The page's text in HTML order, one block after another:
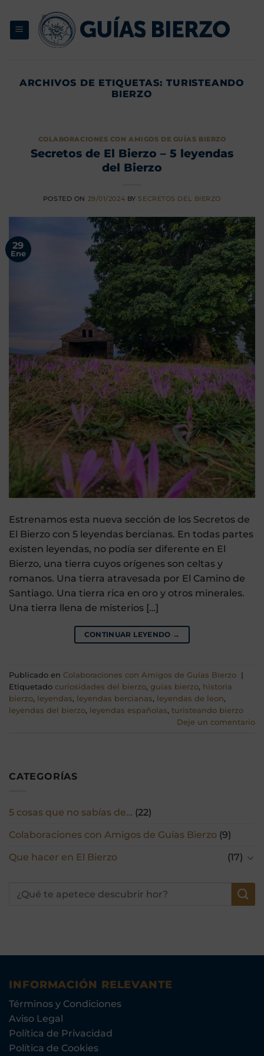
contenido
ARCHIVOS DE ETIQUETAS:TURISTEANDO
BIERZO
CATEGORÍAS
5 cosas que no sabías de… (22)
Colaboraciones con Amigos de Guías Bierzo (9)
Que hacer en El Bierzo
(17)
COLABORACIONES CON AMIGOS DE GUÍAS BIERZO
Secretos de El Bierzo – 5 leyendas
del Bierzo
POSTED ON 29/01/2024 BY SECRETOS DEL BIERZO
29
Ene
Estrenamos esta nueva sección de los Secretos de
El Bierzo con 5 leyendas bercianas. En todas partes
existen leyendas, no podía ser diferente en El
Bierzo, una tierra cuyos orígenes son celtas y
romanos. Una tierra atravesada por El Camino de
Santiago. Una tierra rica en oro y otros minerales.
Una tierra llena de misterios […]
CONTINUAR LEYENDO →
Publicado en Colaboraciones con Amigos de Guías Bierzo
Etiquetado curiosidades del bierzo, guias bierzo, historia
bierzo, leyendas, leyendas bercianas, leyendas de leon,
leyendas del bierzo, leyendas españolas, turisteando bierzo
Deje un comentario
INFORMACIÓN RELEVANTE
Términos y Condiciones
Aviso Legal
Política de Privacidad
Política de Cookies